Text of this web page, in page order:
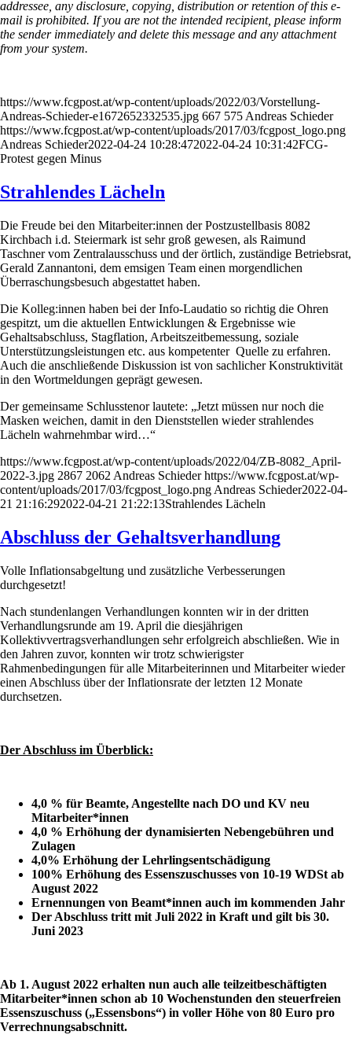
addressee, any disclosure, copying, distribution or retention of this e-
mail is prohibited. If you are not the intended recipient, please inform
the sender immediately and delete this message and any attachment
from your system.
https://www.fcgpost.at/wp-content/uploads/2022/03/Vorstellung-
Andreas-Schieder-e1672652332535.jpg 667 575Andreas Schieder
https://www.fcgpost.at/wp-content/uploads/2017/03/fcgpost_logo.png
Andreas Schieder2022-04-24 10:28:472022-04-24 10:31:42FCG-
Protest gegen Minus
Strahlendes Lächeln
Die Freude bei den Mitarbeiter:innen der Postzustellbasis 8082
Kirchbach i.d. Steiermark ist sehr groß gewesen, als Raimund
Taschner vom Zentralausschuss und der örtlich, zuständige Betriebsrat,
Gerald Zannantoni, dem emsigen Team einen morgendlichen
Überraschungsbesuch abgestattet haben.
Die Kolleg:innen haben bei der Info-Laudatio so richtig die Ohren
gespitzt, um die aktuellen Entwicklungen & Ergebnisse wie
Gehaltsabschluss, Stagflation, Arbeitszeitbemessung, soziale
Unterstützungsleistungen etc. aus kompetenter Quelle zu erfahren.
Auch die anschließende Diskussion ist von sachlicher Konstruktivität
in den Wortmeldungen geprägt gewesen.
Der gemeinsame Schlusstenor lautete: „Jetzt müssen nur noch die
Masken weichen, damit in den Dienststellen wieder strahlendes
Lächeln wahrnehmbar wird…“
https://www.fcgpost.at/wp-content/uploads/2022/04/ZB-8082_April-
2022-3.jpg 2867 2062 Andreas Schieder https://www.fcgpost.at/wp-
content/uploads/2017/03/fcgpost_logo.png Andreas Schieder2022-04-
21 21:16:292022-04-21 21:22:13Strahlendes Lächeln
Abschluss der Gehaltsverhandlung
Volle Inflationsabgeltung und zusätzliche Verbesserungen
durchgesetzt!
Nach stundenlangen Verhandlungen konnten wir in der dritten
Verhandlungsrunde am 19. April die diesjährigen
Kollektivvertragsverhandlungen sehr erfolgreich abschließen. Wie in
den Jahren zuvor, konnten wir trotz schwierigster
Rahmenbedingungen für alle Mitarbeiterinnen und Mitarbeiter wieder
einen Abschluss über der Inflationsrate der letzten 12 Monate
durchsetzen.
Der Abschluss im Überblick:
4,0 % für Beamte, Angestellte nach DO und KV neu
Mitarbeiter*innen
4,0 % Erhöhung der dynamisierten Nebengebühren und
Zulagen
4,0% Erhöhung der Lehrlingsentschädigung
100% Erhöhung des Essenszuschusses von 10-19 WDSt ab
August 2022
Ernennungen von Beamt*innen auch im kommenden Jahr
Der Abschluss tritt mit Juli 2022 in Kraft und gilt bis 30.
Juni 2023
Ab 1. August 2022 erhalten nun auch alle teilzeitbeschäftigten
Mitarbeiter*innen schon ab 10 Wochenstunden den steuerfreien
Essenszuschuss („Essensbons“) in voller Höhe von 80 Euro pro
Verrechnungsabschnitt.